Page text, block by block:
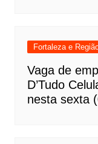
Fortaleza e
Vaga de
D’Tudo
nesta sexta